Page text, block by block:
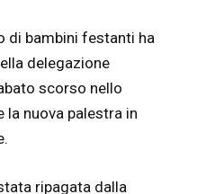
di bambini festanti ha
delegazione
scorso nello
nuova palestra in
ripagata dalla